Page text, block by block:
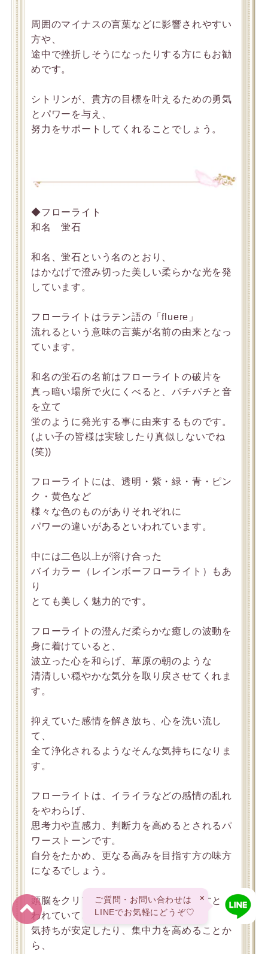
周囲のマイナスの言葉などに影響されやすい
方や、
途中で挫折しそうになったりする方にもお勧
めです。
シトリンが、貴方の目標を叶えるための勇気
とパワーを与え、
努力をサポートしてくれることでしょう。
◆フローライト
和名 蛍石
和名、蛍石という名のとおり、
はかなげで澄み切った美しい柔らかな光を発
しています。
フローライトはラテン語の「fluere」
流れるという意味の言葉が名前の由来となっ
ています。
和名の蛍石の名前はフローライトの破片を
真っ暗い場所で火にくべると、パチパチと音
を立て
蛍のように発光する事に由来するものです。
(よい子の皆様は実験したり真似しないでね
(笑))
フローライトには、透明・紫・緑・青・ピン
ク・黄色など
様々な色のものがありそれぞれに
パワーの違いがあるといわれています。
中には二色以上が溶け合った
バイカラー（レインボーフローライト）もあ
り
とても美しく魅力的です。
フローライトの澄んだ柔らかな癒しの波動を
身に着けていると、
波立った心を和らげ、草原の朝のような
清清しい穏やかな気分を取り戻させてくれま
す。
抑えていた感情を解き放ち、心を洗い流し
て、
全て浄化されるようなそんな気持ちになりま
す。
フローライトは、イライラなどの感情の乱れ
をやわらげ、
思考力や直感力、判断力を高めるとされるパ
ワーストーンです。
自分をたかめ、更なる高みを目指す方の味方
になるでしょう。
頭脳をクリアにし、潜在能力を引き出すとい
われていて、
気持ちが安定したり、集中力を高めることか
ら、
ご質問・お問い合わせは
LINEでお気軽にどうぞ♡
×